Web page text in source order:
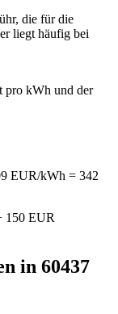
die für die
liegt häufig bei
pro kWh und der
EUR/kWh = 342
150 EUR
in 60437